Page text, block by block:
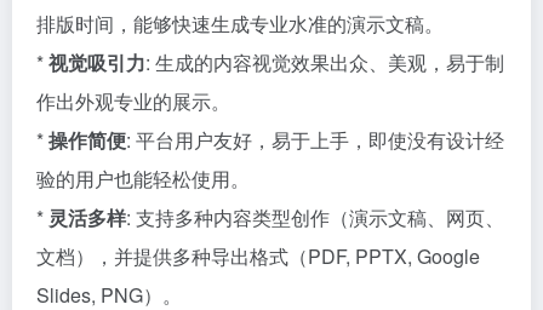
排版时间，能够快速生成专业水准的演示文稿。
*视觉吸引力: 生成的内容视觉效果出众、美观，易于制
作出外观专业的展示。
*操作简便: 平台用户友好，易于上手，即使没有设计经
验的用户也能轻松使用。
* 灵活多样: 支持多种内容类型创作（演示文稿、网页、
文档），并提供多种导出格式（PDF, PPTX, Google
Slides, PNG）。